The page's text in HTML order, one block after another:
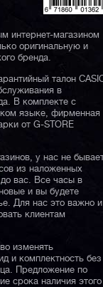
интернет-магазином
оригинальную и
бренда.
талон
в
В комплекте с
языке, фирменная
от G-STORE
у нас не
из наложенных
вас. Все часы в
и вы будете
Для нас это важно и
клиентам
изменять
и комплектность без
Предложение по
срока наличия этого